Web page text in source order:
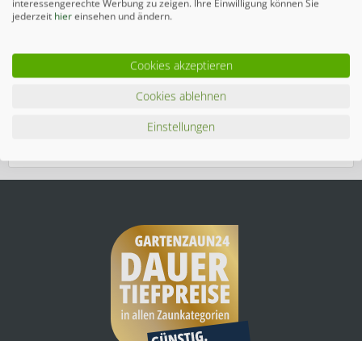
Sicher. Stilvoll. Einzigartig. Entdecken Sie unsere neuen
Gartentore mit blickdichter Füllung...mehr
interessengerechte Werbung zu zeigen. Ihre Einwilligung können Sie
jederzeit hiereinsehen und ändern.
Cookies akzeptieren
Cookies ablehnen
Einstellungen